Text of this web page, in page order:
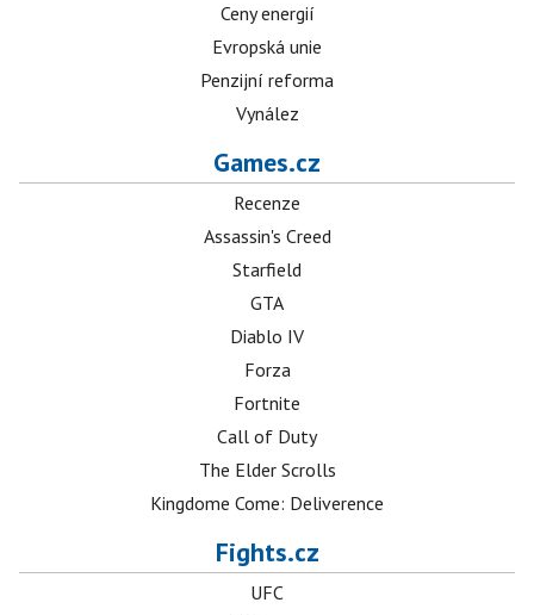
Ceny energií
Evropská unie
Penzijní reforma
Vynález
Games.cz
Recenze
Assassin's Creed
Starfield
GTA
Diablo IV
Forza
Fortnite
Call of Duty
The Elder Scrolls
Kingdome Come: Deliverence
Fights.cz
UFC